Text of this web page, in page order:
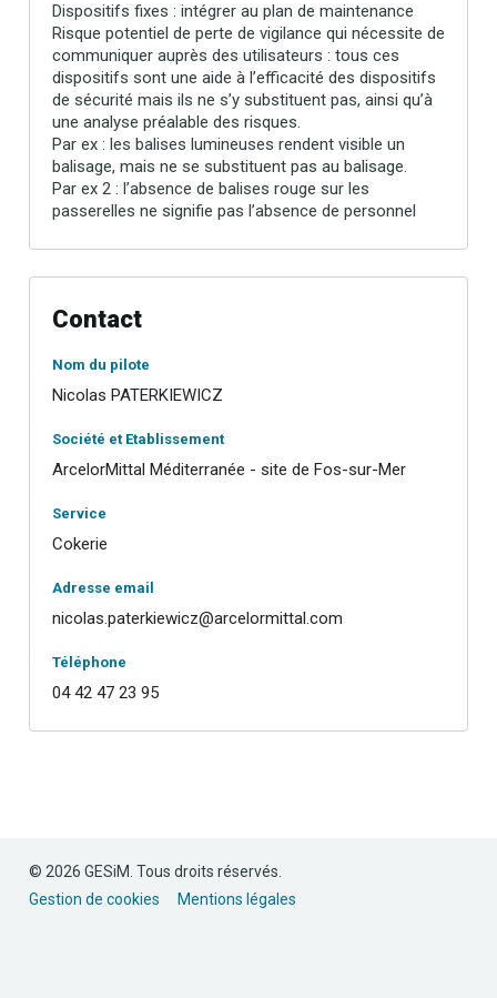
Dispositifs fixes : intégrer au plan de maintenance
Risque potentiel de perte de vigilance qui nécessite de
communiquer auprès des utilisateurs : tous ces
dispositifs sont une aide à l’efficacité des dispositifs
de sécurité mais ils ne s’y substituent pas, ainsi qu’à
une analyse préalable des risques.
Par ex : les balises lumineuses rendent visible un
balisage, mais ne se substituent pas au balisage.
Par ex 2 : l’absence de balises rouge sur les
passerelles ne signifie pas l’absence de personnel
Contact
Nom du pilote
Nicolas PATERKIEWICZ
Société et Etablissement
ArcelorMittal Méditerranée - site de Fos-sur-Mer
Service
Cokerie
Adresse email
nicolas.paterkiewicz@arcelormittal.com
Téléphone
04 42 47 23 95
© 2026 GESiM. Tous droits réservés.
Gestion de cookies
Mentions légales